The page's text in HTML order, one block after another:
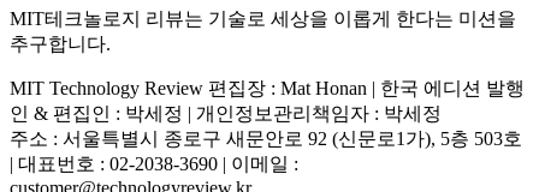
MIT테크놀로지 리뷰는 기술로 세상을 이롭게 한다는 미션을
추구합니다.
MIT Technology Review 편집장 : Mat Honan | 한국 에디션 발행
인 & 편집인 : 박세정 | 개인정보관리책임자 : 박세정
주소 : 서울특별시 종로구 새문안로 92 (신문로1가), 5층 503호
| 대표번호 : 02-2038-3690 | 이메일 :
customer@technologyreview.kr